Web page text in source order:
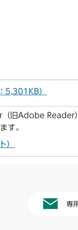
5,301KB）
旧Adobe Reader
す。
）
専